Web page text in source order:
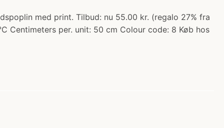
med print. Tilbud: nu 55.00 kr. (regalo 27% fra
Centimeters per. unit: 50 cm Colour code: 8 Køb hos